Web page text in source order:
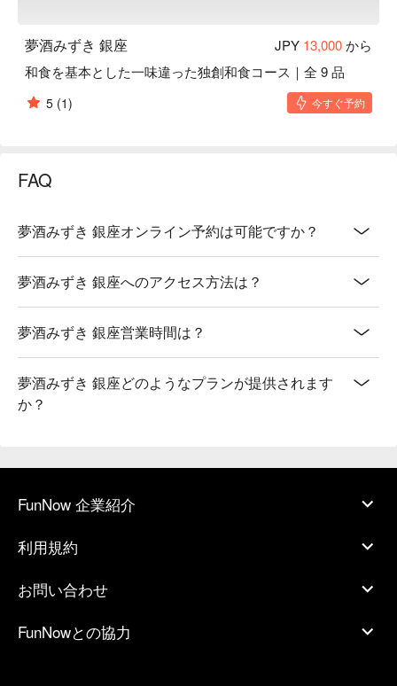
夢酒みずき 銀座 JPY 13,000から
和食を基本とした一味違った独創和食コース｜全 9 品
5 (1) 今すぐ予約
FAQ
夢酒みずき 銀座オンライン予約は可能ですか？
夢酒みずき 銀座へのアクセス方法は？
夢酒みずき 銀座営業時間は？
夢酒みずき 銀座どのようなプランが提供されます
か？
FunNow 企業紹介
利用規約
お問い合わせ
FunNowとの協力